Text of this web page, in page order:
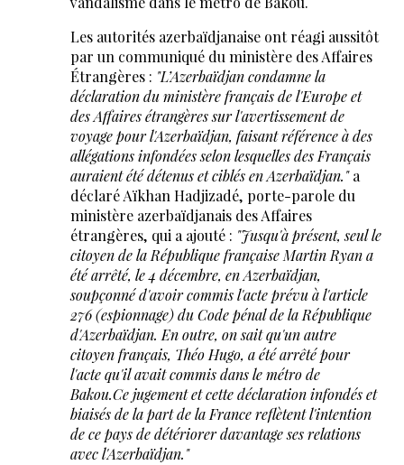
Les autorités azerbaïdjanaise ont réagi aussitôt
par un communiqué du ministère des Affaires
Étrangères : "L’Azerbaïdjan condamne la
déclaration du ministère français de l'Europe et
des Affaires étrangères sur l'avertissement de
voyage pour l'Azerbaïdjan, faisant référence à des
allégations infondées selon lesquelles des Français
auraient été détenus et ciblés en Azerbaïdjan."a
déclaré Aïkhan Hadjizadé, porte-parole du
ministère azerbaïdjanais des Affaires
étrangères, qui a ajouté : "Jusqu'à présent, seul le
citoyen de la République française Martin Ryan a
été arrêté, le 4 décembre, en Azerbaïdjan,
soupçonné d'avoir commis l'acte prévu à l'article
276 (espionnage) du Code pénal de la République
d'Azerbaïdjan. En outre, on sait qu'un autre
citoyen français, Théo Hugo, a été arrêté pour
l'acte qu'il avait commis dans le métro de
Bakou.Ce jugement et cette déclaration infondés et
biaisés de la part de la France reflètent l'intention
de ce pays de détériorer davantage ses relations
avec l'Azerbaïdjan."